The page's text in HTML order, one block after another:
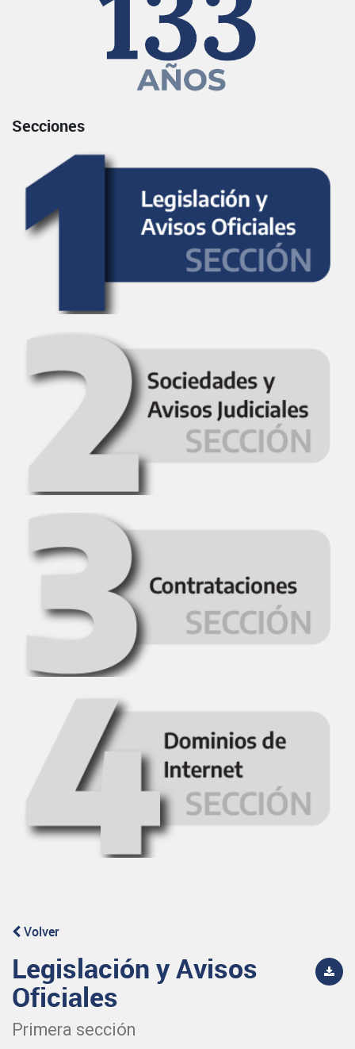
Secciones
Volver
Legislación y Avisos
Oficiales
Primera sección